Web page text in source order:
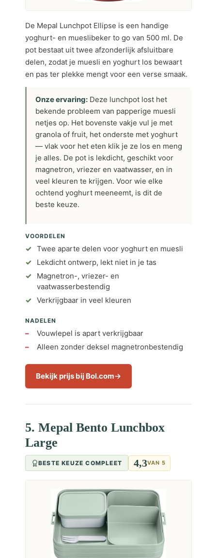
De Mepal Lunchpot Ellipse is een handige
yoghurt- en mueslibeker to go van 500 ml. De
pot bestaat uit twee afzonderlijk afsluitbare
delen, zodat je muesli en yoghurt los bewaart
en pas ter plekke mengt voor een verse smaak.
Onze ervaring: Deze lunchpot lost het
bekende probleem van papperige muesli
netjes op. Het bovenste vakje vul je met
granola of fruit, het onderste met yoghurt
— vlak voor het eten klik je ze los en meng
je alles. De pot is lekdicht, geschikt voor
magnetron, vriezer en vaatwasser, en in
veel kleuren te krijgen. Voor wie elke
ochtend yoghurt meeneemt, is dit de
beste keuze.
VOORDELEN
Twee aparte delen voor yoghurt en muesli
Lekdicht ontwerp, lekt niet in je tas
Magnetron-, vriezer- en
vaatwasserbestendig
Verkrijgbaar in veel kleuren
NADELEN
Vouwlepel is apart verkrijgbaar
Alleen zonder deksel magnetronbestendig
Bekijk prijs bij Bol.com
5. Mepal Bento Lunchbox
Large
BESTE KEUZE COMPLEET 4,3VAN 5